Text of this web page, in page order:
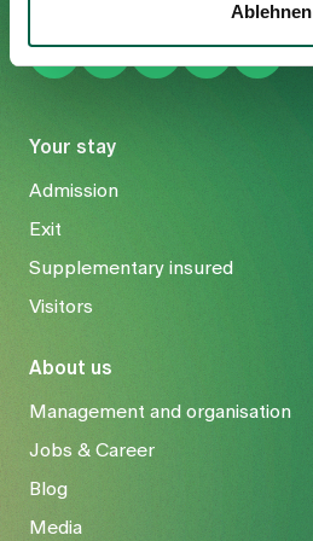
Ablehnen
Your stay
Admission
Exit
Supplementary insured
Visitors
About us
Management and organisation
Jobs & Career
Blog
Media